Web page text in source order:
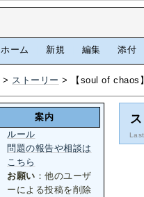
ホーム 新規 編集 添付
> ストーリー > 【soul of chaos】
案内
ルール
問題の報告や相談は
こちら
お願い ：他のユーザ
ーによる投稿を削除